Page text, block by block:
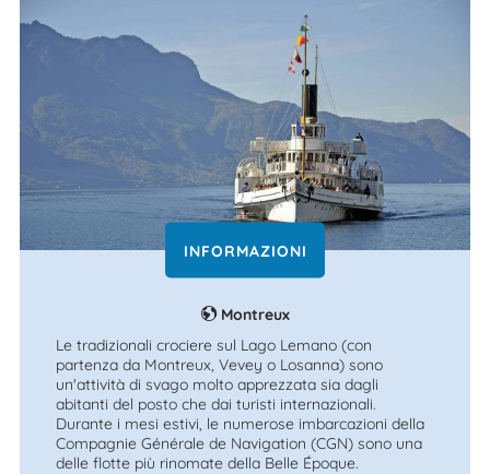
INFORMAZIONI
Montreux
Le tradizionali crociere sul Lago Lemano (con
partenza da Montreux, Vevey o Losanna) sono
un'attività di svago molto apprezzata sia dagli
abitanti del posto che dai turisti internazionali.
Durante i mesi estivi, le numerose imbarcazioni della
Compagnie Générale de Navigation (CGN) sono una
delle flotte più rinomate della Belle Époque.